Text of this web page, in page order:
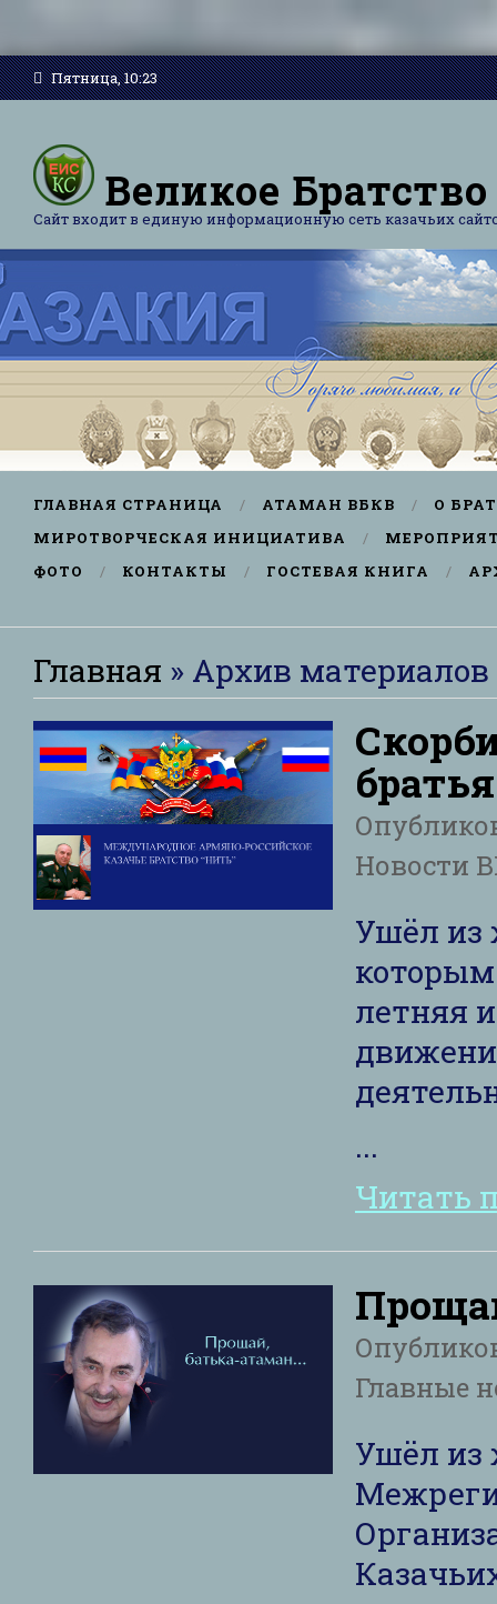
Пятница, 10:23
Великое
Сайт входит в единую информационную сеть казачьих
ГЛАВНАЯ СТРАНИЦА АТАМАН ВБКВ
О
МИРОТВОРЧЕСКАЯ ИНИЦИАТИВА
ФОТО
КОНТАКТЫ ГОСТЕВАЯ КНИГА
Главная » Архив материалов
Новости
Ушёл из
которым
летняя
...
Читать
Главные
Ушёл из